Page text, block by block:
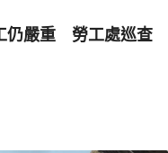
仍嚴重 勞工處巡查